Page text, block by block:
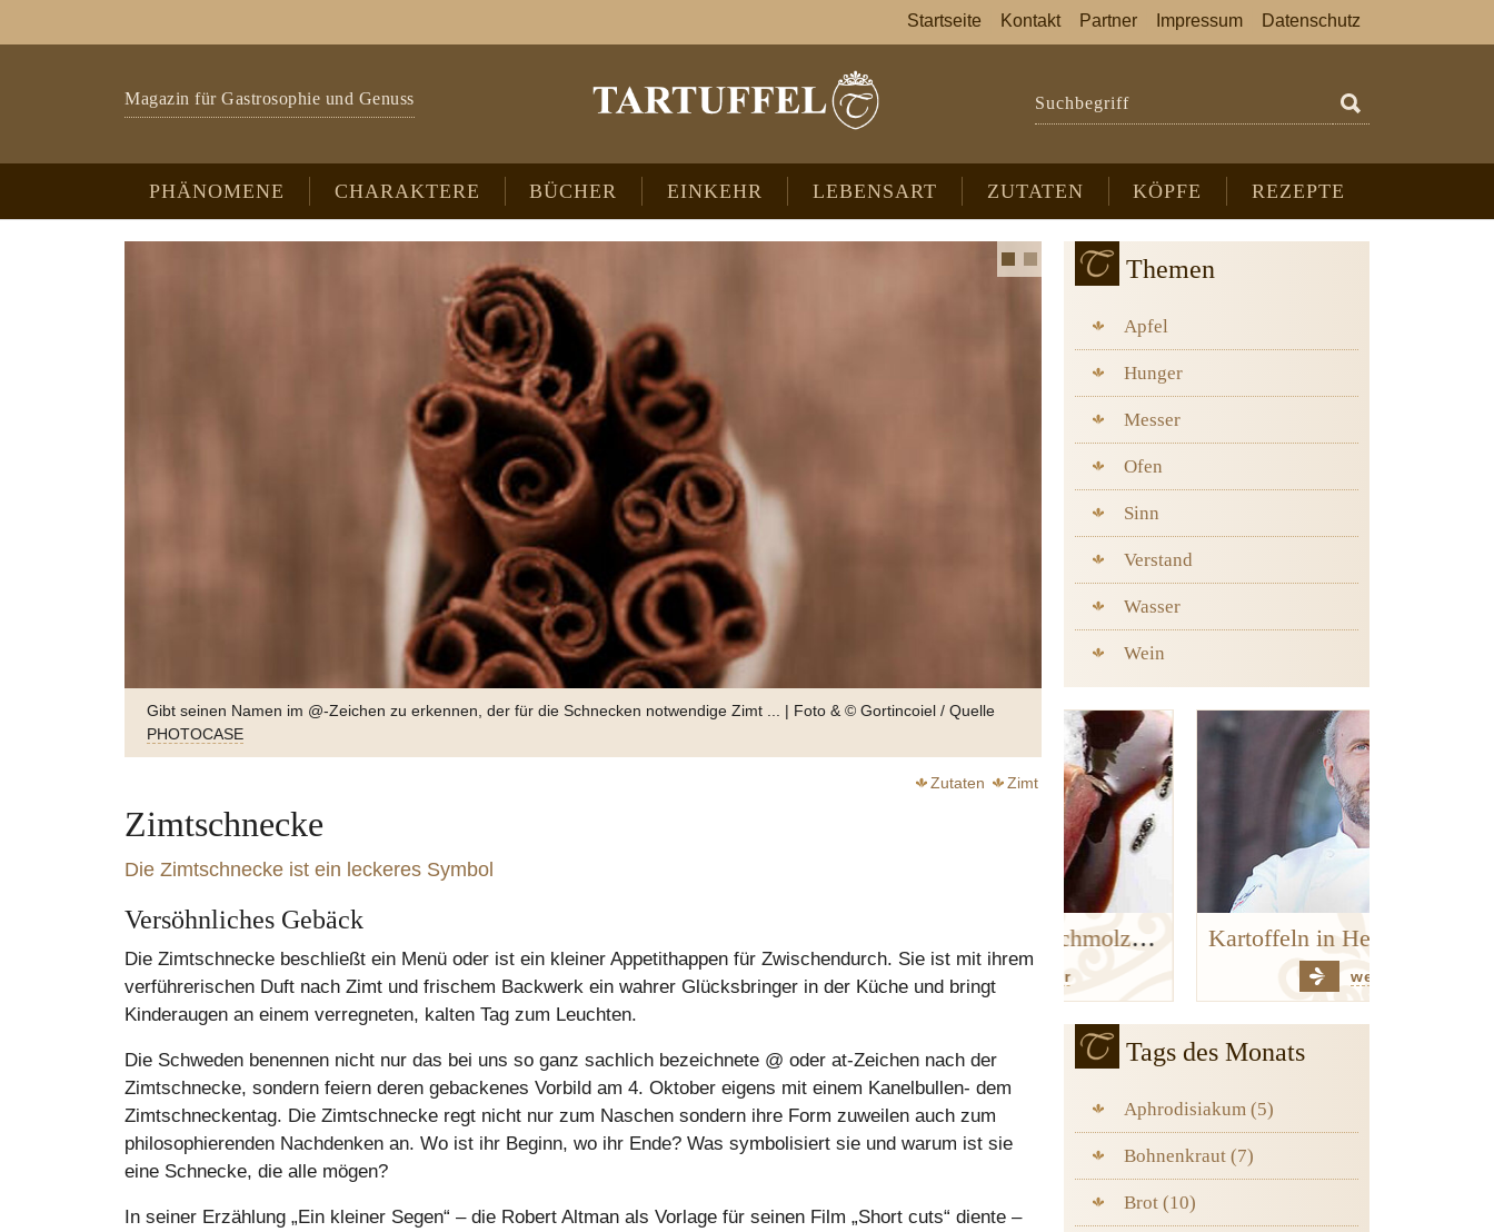
Magazin für Gastrosophie und Genuss Suchbegriff
PHÄNOMENE CHARAKTERE BÜCHER EINKEHR LEBENSART ZUTATEN KÖPFE REZEPTE
Startseite Kontakt Partner Impressum Datenschutz
Gibt seinen Namen im @-Zeichen zu erkennen, der für die Schnecken notwendige Zimt ... | Foto & © Gortincoiel / Quelle
PHOTOCASE
... und diese Form trägt sich in der Zimtschnecke selbst fort. | Foto & © Ranveig Thattai / Quelle
Zutaten Zimt
Zimtschnecke
Die Zimtschnecke ist ein leckeres Symbol
Versöhnliches Gebäck
Die Zimtschnecke beschließt ein Menü oder ist ein kleiner Appetithappen für Zwischendurch. Sie ist mit ihrem
verführerischen Duft nach Zimt und frischem Backwerk ein wahrer Glücksbringer in der Küche und bringt
Kinderaugen an einem verregneten, kalten Tag zum Leuchten.
Die Schweden benennen nicht nur das bei uns so ganz sachlich bezeichnete @ oder at-Zeichen nach der
Zimtschnecke, sondern feiern deren gebackenes Vorbild am 4. Oktober eigens mit einem Kanelbullen- dem
Zimtschneckentag. Die Zimtschnecke regt nicht nur zum Naschen sondern ihre Form zuweilen auch zum
philosophierenden Nachdenken an. Wo ist ihr Beginn, wo ihr Ende? Was symbolisiert sie und warum ist sie
eine Schnecke, die alle mögen?
In seiner Erzählung „Ein kleiner Segen“ – die Robert Altman als Vorlage für seinen Film „Short cuts“ diente –
Themen
Apfel
Hunger
Messer
Ofen
Sinn
Verstand
Wasser
Wein
weiter weiter weiter
Kartoffeln in Heu
Tags des Monats
Aphrodisiakum (5)
Bohnenkraut (7)
Brot (10)